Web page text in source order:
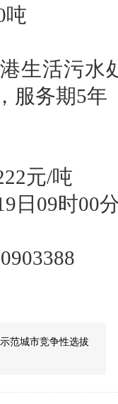
吨
生活污
服务期5年
元/吨
日09时00
范城市竞争性选拔